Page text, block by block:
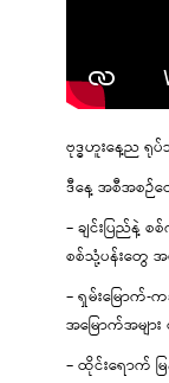
ဗုဒ္ဓဟူးနေ့ည ရု
ဒီနေ့ အစီအစဉ်
– ချင်းပြည်နဲ့
စစ်သုံ့ပန်းတွေ
– ရှမ်းမြောက်
အမြောက်အများ
– ထိုင်းရောက်